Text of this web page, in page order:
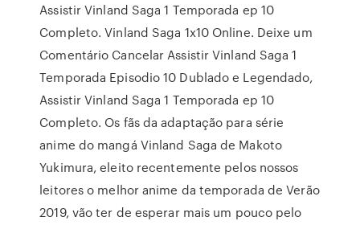
Assistir Vinland Saga 1 Temporada ep 10
Completo. Vinland Saga 1x10 Online. Deixe um
Comentário Cancelar Assistir Vinland Saga 1
Temporada Episodio 10 Dublado e Legendado,
Assistir Vinland Saga 1 Temporada ep 10
Completo. Os fãs da adaptação para série
anime do mangá Vinland Saga de Makoto
Yukimura, eleito recentemente pelos nossos
leitores o melhor anime da temporada de Verão
2019, vão ter de esperar mais um pouco pelo